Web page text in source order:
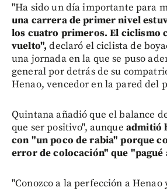
"Ha sido un día importante para
una carrera de primer nivel
los cuatro primeros. El ciclismo
vuelto", declaró el ciclista de
una jornada en la que se puso
general por detrás de su
Henao, vencedor en la pared del
Quintana añadió que el balance
que ser positivo", aunque admitió
con "un poco de rabia" porque
error de colocación" que "pagué
"Conozco a la perfección a Henao